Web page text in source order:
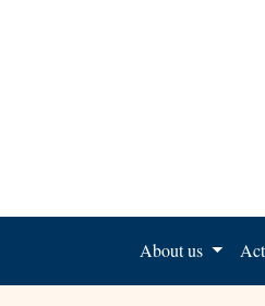
About us